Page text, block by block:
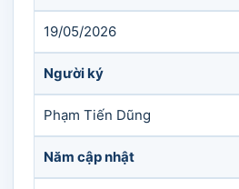
19/05/2026
Người ký
Phạm Tiến Dũng
Năm cập nhật